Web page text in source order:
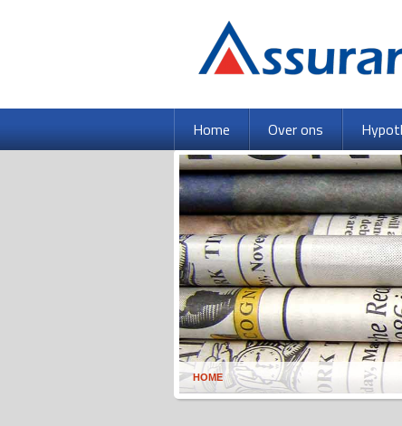
HOME
Home Over ons